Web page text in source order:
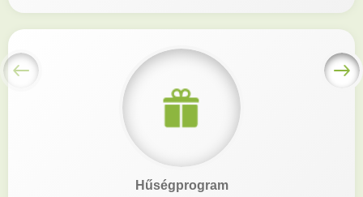
Hűségprogram